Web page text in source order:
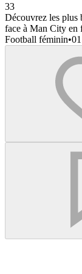
33
Découvrez les plus
face à Man City en
Football féminin•